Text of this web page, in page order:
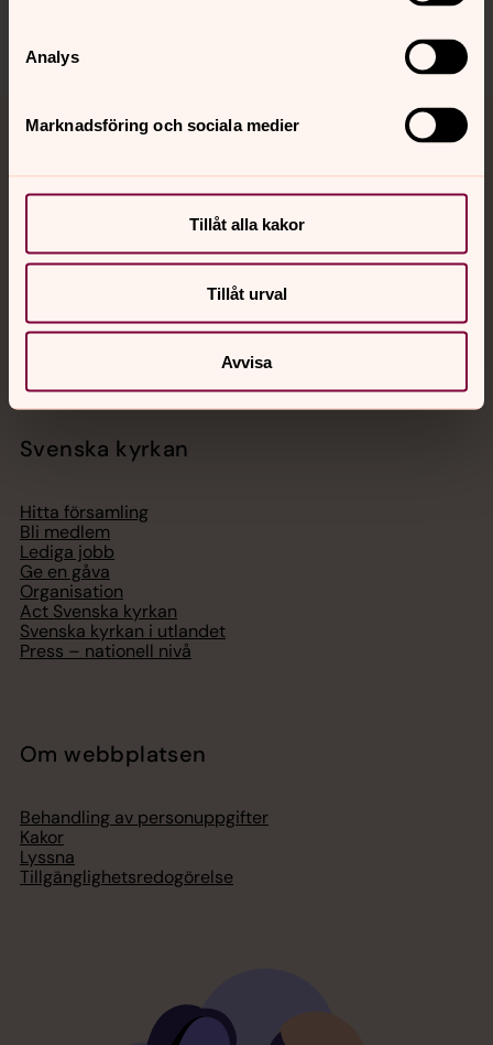
Analys
Marknadsföring och sociala medier
Tillåt alla kakor
Tillåt urval
Avvisa
Akut samtals- och krisstöd. Prata eller chatta anonymt
med en präst på kvällar och nätter.
Telefon 112
Svenska kyrkan
Hitta församling
Bli medlem
Lediga jobb
Ge en gåva
Organisation
Act Svenska kyrkan
Svenska kyrkan i utlandet
Press – nationell nivå
Om webbplatsen
Behandling av personuppgifter
Kakor
Lyssna
Tillgänglighetsredogörelse